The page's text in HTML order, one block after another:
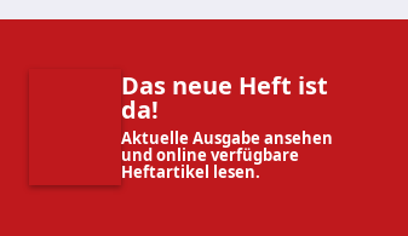
Das neue Heft ist
da!
Aktuelle Ausgabe ansehen
und online verfügbare
Heftartikel lesen.